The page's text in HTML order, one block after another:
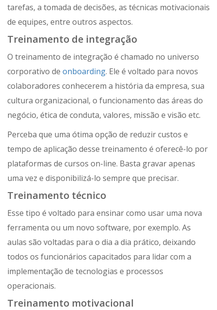
tarefas, a tomada de decisões, as técnicas motivacionais
de equipes, entre outros aspectos.
Treinamento de integração
O treinamento de integração é chamado no universo
corporativo de onboarding. Ele é voltado para novos
colaboradores conhecerem a história da empresa, sua
cultura organizacional, o funcionamento das áreas do
negócio, ética de conduta, valores, missão e visão etc.
Perceba que uma ótima opção de reduzir custos e
tempo de aplicação desse treinamento é oferecê-lo por
plataformas de cursos on-line. Basta gravar apenas
uma vez e disponibilizá-lo sempre que precisar.
Treinamento técnico
Esse tipo é voltado para ensinar como usar uma nova
ferramenta ou um novo software, por exemplo. As
aulas são voltadas para o dia a dia prático, deixando
todos os funcionários capacitados para lidar com a
implementação de tecnologias e processos
operacionais.
Treinamento motivacional